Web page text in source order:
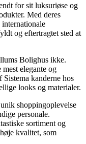
for sit luksuriøse og
Med deres
og eftertragtet sted at
Bolighus ikke.
elegante og
kanderne hos
looks og materialer.
shoppingoplevelse
personale.
sortiment og
kvalitet, som